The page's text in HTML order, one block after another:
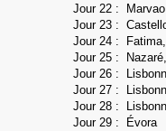
Jour 22 : Marvao
Jour 23 :
Jour 24 :
Jour 25 :
Jour 26 :
Jour 27 :
Jour 28 :
Jour 29 : Évora